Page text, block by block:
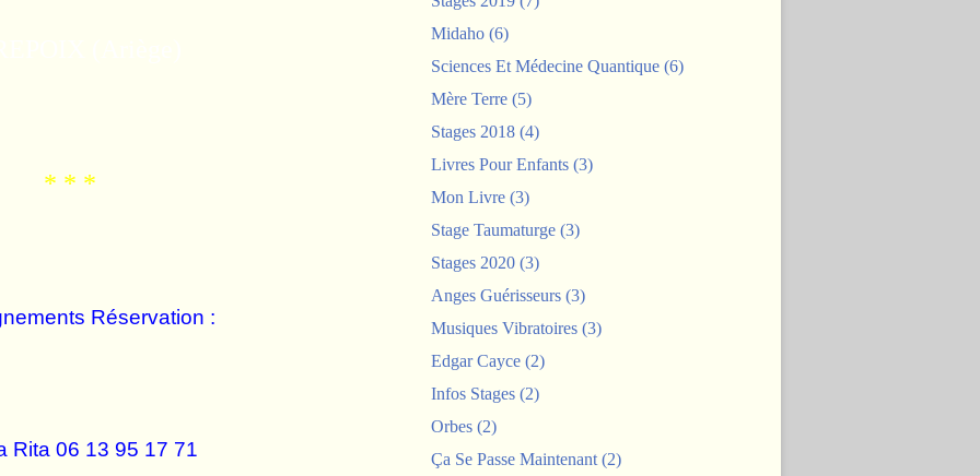
* * *
Réservation :
Rita 06 13 95 17 71
Midaho (6)
Sciences Et Médecine Quantique (6)
Mère Terre (5)
Stages 2018 (4)
Livres Pour Enfants (3)
Mon Livre (3)
Stage Taumaturge (3)
Stages 2020 (3)
Anges Guérisseurs (3)
Musiques Vibratoires (3)
Edgar Cayce (2)
Infos Stages (2)
Orbes (2)
Ça Se Passe Maintenant (2)